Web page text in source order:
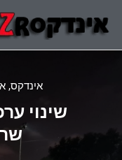
אינדקס,
שינוי